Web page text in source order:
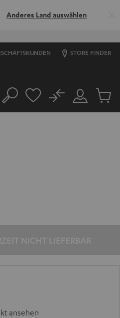
Anderes Land auswählen
STORE FINDER
Suche
Mein
Konto
No
Artikel
ansehen